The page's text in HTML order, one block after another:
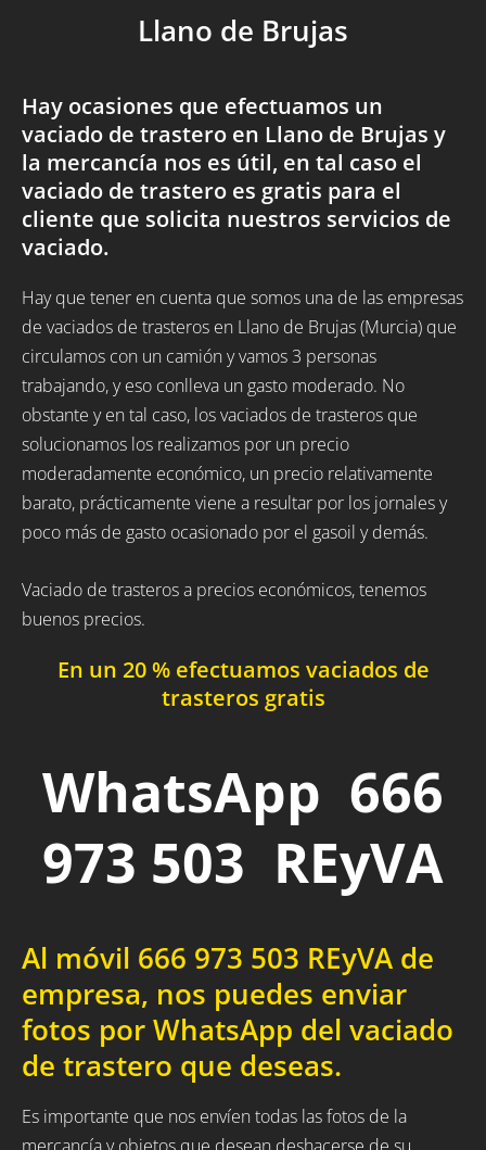
Llano de Brujas
Hay ocasiones que efectuamos un
vaciado de trastero en Llano de Brujas y
la mercancía nos es útil, en tal caso el
vaciado de trastero es gratis para el
cliente que solicita nuestros servicios de
vaciado.
Hay que tener en cuenta que somos una de las empresas
de vaciados de trasteros en Llano de Brujas (Murcia) que
circulamos con un camión y vamos 3 personas
trabajando, y eso conlleva un gasto moderado. No
obstante y en tal caso, los vaciados de trasteros que
solucionamos los realizamos por un precio
moderadamente económico, un precio relativamente
barato, prácticamente viene a resultar por los jornales y
poco más de gasto ocasionado por el gasoil y demás.
Vaciado de trasteros a precios económicos, tenemos
buenos precios.
En un 20 % efectuamos vaciados de
trasteros gratis
WhatsApp 666
973 503 REyVA
Al móvil 666 973 503 REyVA de
empresa, nos puedes enviar
fotos por WhatsApp del vaciado
de trastero que deseas.
Es importante que nos envíen todas las fotos de la